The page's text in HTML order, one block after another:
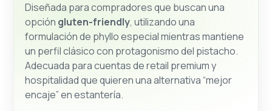
Diseñada para compradores que buscan una
opción gluten-friendly, utilizando una
formulación de phyllo especial mientras mantiene
un perfil clásico con protagonismo del pistacho.
Adecuada para cuentas de retail premium y
hospitalidad que quieren una alternativa “mejor
encaje” en estantería.